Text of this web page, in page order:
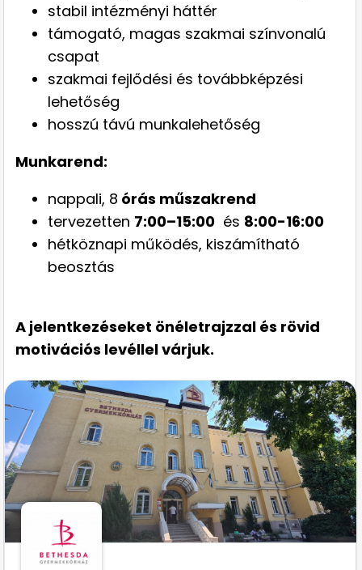
stabil intézményi háttér
támogató, magas szakmai színvonalú
csapat
szakmai fejlődési és továbbképzési
lehetőség
hosszú távú munkalehetőség
Munkarend:
nappali, 8 órás műszakrend
tervezetten 7:00–15:00és 8:00-16:00
hétköznapi működés, kiszámítható
beosztás
A jelentkezéseket önéletrajzzal és rövid
motivációs levéllel várjuk.